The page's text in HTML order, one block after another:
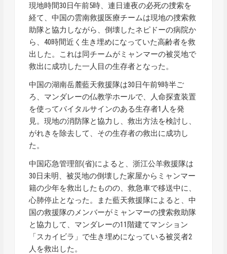
現地時間30日午前5時、連日連夜の必死の捜索を
経て、中国の雲南救援医療チームは現地の捜索救
助隊と協力しながら、倒壊したネピドーの病院か
ら、40時間近く生き埋めになっていた高齢者を救
出した。これは同チームがミャンマーの被災地で
救出に成功した一人目の生存者となった。
中国の湖南岳麓藍天救援隊は30日午前9時半ご
ろ、マンダレーの仏教学ホールで、人命探査装置
を使ってバイタルサインのある生存者1人を発
見。現地の消防隊と協力し、救出方法を検討し、
がれきを除去して、その生存者の救出に成功し
た。
中国応急管理部(省)によると、浙江公羊救援隊は
30日未明、被災地の倒壊した家屋からミャンマー
籍の少年を救出したものの、救急車で移送中に、
心肺停止となった。また藍天救援隊によると、中
国の救援隊のメンバーがミャンマーの捜索救助隊
と協力して、マンダレーの11階建てマンション
「スカイビラ」で生き埋めになっている被災者2
人を救出した。